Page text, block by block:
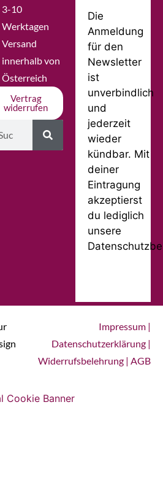
3-10
Werktagen
Versand
innerhalb von
Österreich
Vertrag
widerrufen
Die
Anmeldung
für den
Newsletter
ist
unverbindlich
und
jederzeit
wieder
kündbar. Mit
deiner
Eintragung
akzeptierst
du lediglich
unsere
Impressum |
Datenschutzerklärung |
Widerrufsbelehrung | AGB
Cookie Banner